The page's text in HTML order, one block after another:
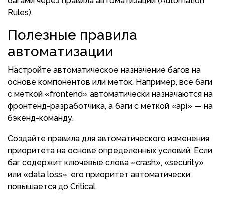
Rules).
Полезные правила
автоматизации
Настройте автоматическое назначение багов на
основе компонентов или меток. Например, все баги
с меткой «frontend» автоматически назначаются на
фронтенд-разработчика, а баги с меткой «api» — на
бэкенд-команду.
Создайте правила для автоматического изменения
приоритета на основе определенных условий. Если
баг содержит ключевые слова «crash», «security»
или «data loss», его приоритет автоматически
повышается до Critical.